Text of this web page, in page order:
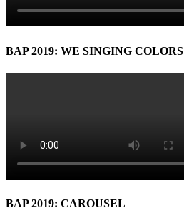
BAP 2019: WE SINGING COLORS
BAP 2019: CAROUSEL